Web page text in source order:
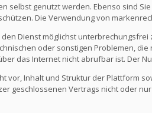
selbst genutzt werden. Ebenso sind
Die Verwendung von
Dienst möglichst
oder sonstigen Problemen,
das Internet nicht abrufbar ist. Der
vor, Inhalt und Struktur der Plattform
geschlossenen Vertrags nicht oder